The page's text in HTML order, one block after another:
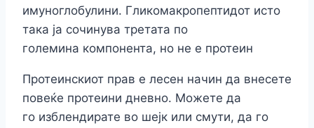
имуноглобулини. Гликомакропептидот исто
така ја сочинува третата по
големина компонента, но не е протеин
Протеинскиот прав е лесен начин да внесете
повеќе протеини дневно. Можете да
го изблендирате во шејк или смути, да го